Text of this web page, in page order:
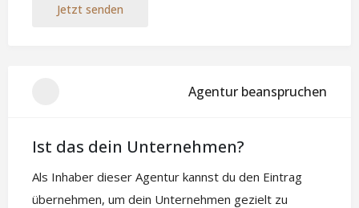
Jetzt senden
Agentur beanspruchen
Ist das dein Unternehmen?
Als Inhaber dieser Agentur kannst du den Eintrag
übernehmen, um dein Unternehmen gezielt zu